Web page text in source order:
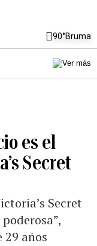
90°Bruma
es el
Secret
Secret
años